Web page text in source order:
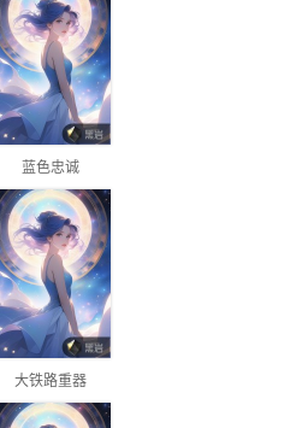
蓝色忠诚
大铁路重器